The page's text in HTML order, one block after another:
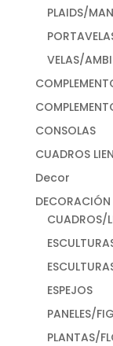
PLAIDS/
VELAS/
CONSOLAS
CUADROS
Decor
DECORACIÓN
CUADROS/
ESPEJOS
PANELES/
PLANTAS/